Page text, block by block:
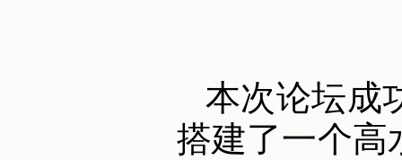
本次论坛成
搭建了一个高